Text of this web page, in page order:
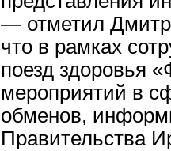
— отметил
что в рамках
поезд здоровья
мероприятий в
обменов,
Правительства